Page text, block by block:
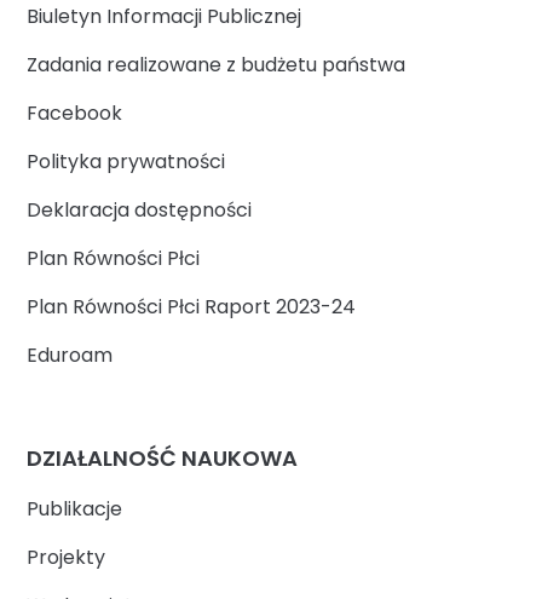
Biuletyn Informacji Publicznej
Zadania realizowane z budżetu państwa
Facebook
Polityka prywatności
Deklaracja dostępności
Plan Równości Płci
Plan Równości Płci Raport 2023-24
Eduroam
DZIAŁALNOŚĆ NAUKOWA
Publikacje
Projekty